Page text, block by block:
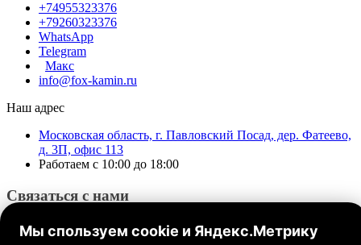
+74955323376
+79260323376
WhatsApp
Telegram
Макс
info@fox-kamin.ru
Наш адрес
Московская область, г. Павловский Посад, дер. Фатеево,
д. 3П, офис 113
Работаем с 10:00 до 18:00
Связаться с нами
Мы спользуем cookie и Яндекс.Метрику